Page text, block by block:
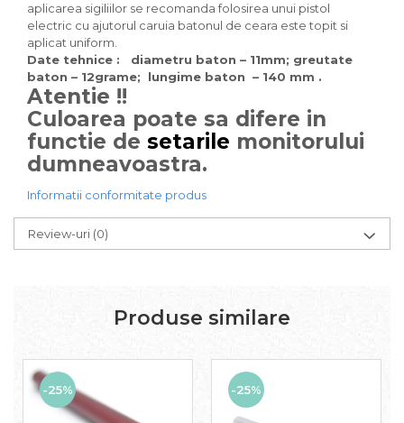
aplicarea sigiliilor se recomanda folosirea unui pistol
electric cu ajutorul caruia batonul de ceara este topit si
aplicat uniform.
Date tehnice : diametru baton – 11mm; greutate
baton – 12grame;
lungime baton – 140 mm .
Atentie !!
Culoarea poate sa difere in
functie de setarile monitorului
dumneavoastra.
Informatii conformitate produs
Review-uri (0)
Produse similare
-25% -25%